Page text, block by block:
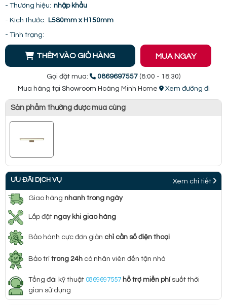
- Thương hiệu: nhập khẩu
- Kích thước: L580mm x H150mm
- Tình trạng:
THÊM VÀO GIỎ HÀNG MUA NGAY
Gọi đặt mua: 0869697557 (8:00 - 18:30)
Mua hàng tại Showroom Hoàng Minh Home
Xem đường đi
Sản phẩm thường được mua cùng
ƯU ĐÃI DỊCH VỤ Xem chi tiết
Giao hàng nhanh trong ngày
Lắp đặt ngay khi giao hàng
Bảo hành cực đơn giản chỉ cần số điện thoại
Bảo trì trong 24h có nhân viên đến tận nhà
Tổng đài kỹ thuật 0869697557 hỗ trợ miễn phísuốt thời
gian sử dụng